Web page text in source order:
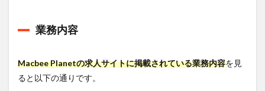
業務内容
Macbee Planetの求人サイトに掲載されている業務内容を見
ると以下の通りです。